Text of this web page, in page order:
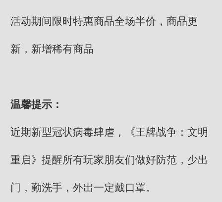
活动期间限时特惠商品全场半价，商品更
新，新增稀有商品
温馨提示：
近期新型冠状病毒肆虐，《王牌战争：文明
重启》提醒所有玩家朋友们做好防范，少出
门，勤洗手，外出一定戴口罩。